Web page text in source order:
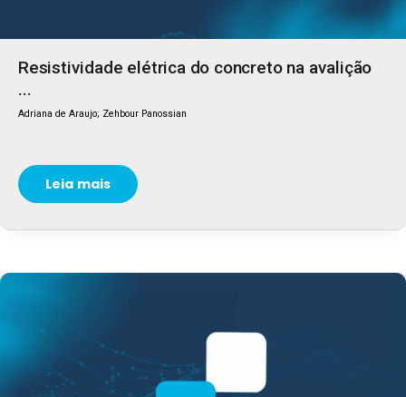
Resistividade elétrica do concreto na avalição
...
Adriana de Araujo; Zehbour Panossian
Leia mais